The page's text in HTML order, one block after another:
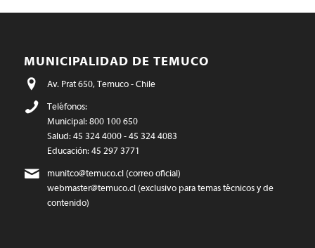
MUNICIPALIDAD DE TEMUCO
Av. Prat 650, Temuco - Chile
Teléfonos:
Municipal: 800 100 650
Salud: 45 324 4000 - 45 324 4083
Educación: 45 297 3771
munitco@temuco.cl(correo oficial)
webmaster@temuco.cl(exclusivo para temas técnicos y de
contenido)